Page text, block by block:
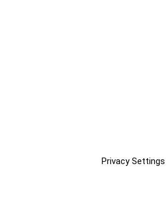
Privacy Settings